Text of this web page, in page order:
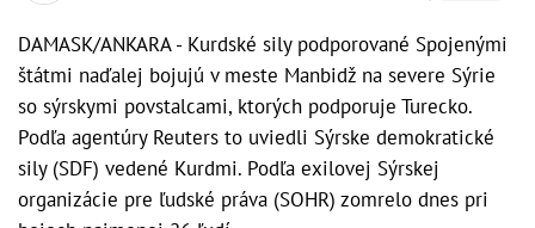
DAMASK/ANKARA - Kurdské sily podporované Spojenými
štátmi naďalej bojujú v meste Manbidž na severe Sýrie
so sýrskymi povstalcami, ktorých podporuje Turecko.
Podľa agentúry Reuters to uviedli Sýrske demokratické
sily (SDF) vedené Kurdmi. Podľa exilovej Sýrskej
organizácie pre ľudské práva (SOHR) zomrelo dnes pri